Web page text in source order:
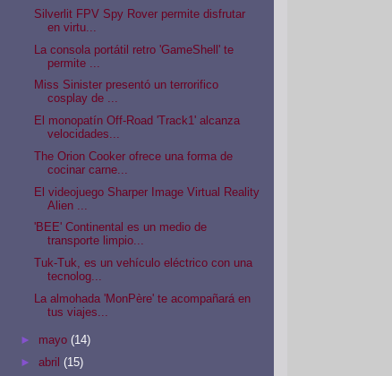
Silverlit FPV Spy Rover permite disfrutar
en virtu...
La consola portátil retro 'GameShell' te
permite ...
Miss Sinister presentó un terrorifico
cosplay de ...
El monopatín Off-Road 'Track1' alcanza
velocidades...
The Orion Cooker ofrece una forma de
cocinar carne...
El videojuego Sharper Image Virtual Reality
Alien ...
'BEE' Continental es un medio de
transporte limpio...
Tuk-Tuk, es un vehículo eléctrico con una
tecnolog...
La almohada 'MonPère' te acompañará en
tus viajes...
► mayo (14)
► abril (15)